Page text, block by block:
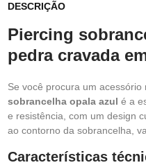
DESCRIÇÃO
Piercing
pedra cravada
Se você procura um
sobrancelha opala azul é a
e resistência, com um design
ao contorno da sobrancelha,
Características